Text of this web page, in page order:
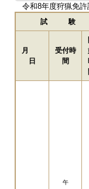
令和8年度狩猟免許
試 験
月
日
受付時
間
午